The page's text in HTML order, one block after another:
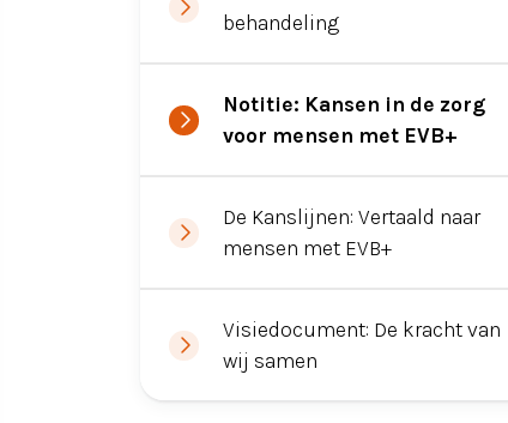
behandeling
Notitie: Kansen in de zorg
voor mensen met EVB+
De Kanslijnen: Vertaald naar
mensen met EVB+
Visiedocument: De kracht van
wij samen